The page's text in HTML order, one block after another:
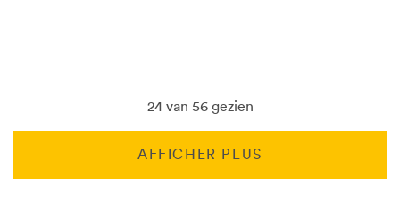
24 van 56 gezien
AFFICHER PLUS